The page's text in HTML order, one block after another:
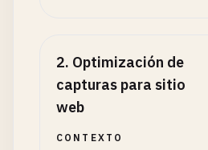
2. Optimización de
capturas para sitio
web
CONTEXTO